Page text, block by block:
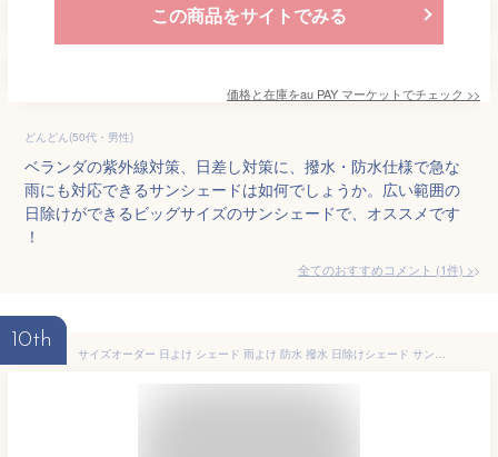
この商品をサイトでみる
価格と在庫をau PAY マーケットでチェック >>
どんどん(50代・男性)
ベランダの紫外線対策、日差し対策に、撥水・防水仕様で急な
雨にも対応できるサンシェードは如何でしょうか。広い範囲の
日除けができるビッグサイズのサンシェードで、オススメです
！
全てのおすすめコメント (1件) >
10th
サイズオーダー 日よけ シェード 雨よけ 防水 撥水 日除けシェード サンシェード シルバー ベランダカーテン オーニング uvカット おしゃれ 大型 ウルトラサンシェード USS 屋外 洗濯物 自転車 室外機 マンション 無地 窓 庭 OKC5